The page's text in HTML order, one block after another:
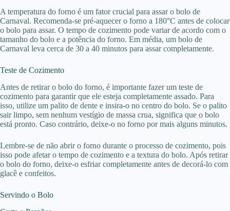
A temperatura do forno é um fator crucial para assar o bolo de
Carnaval. Recomenda-se pré-aquecer o forno a 180°C antes de colocar
o bolo para assar. O tempo de cozimento pode variar de acordo com o
tamanho do bolo e a potência do forno. Em média, um bolo de
Carnaval leva cerca de 30 a 40 minutos para assar completamente.
Teste de Cozimento
Antes de retirar o bolo do forno, é importante fazer um teste de
cozimento para garantir que ele esteja completamente assado. Para
isso, utilize um palito de dente e insira-o no centro do bolo. Se o palito
sair limpo, sem nenhum vestígio de massa crua, significa que o bolo
está pronto. Caso contrário, deixe-o no forno por mais alguns minutos.
Lembre-se de não abrir o forno durante o processo de cozimento, pois
isso pode afetar o tempo de cozimento e a textura do bolo. Após retirar
o bolo do forno, deixe-o esfriar completamente antes de decorá-lo com
glacê e confeitos.
Servindo o Bolo